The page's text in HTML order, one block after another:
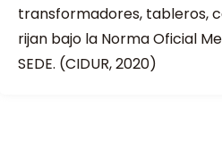
transformadores, tableros,
rijan bajo la Norma Oficial
SEDE. (CIDUR, 2020)